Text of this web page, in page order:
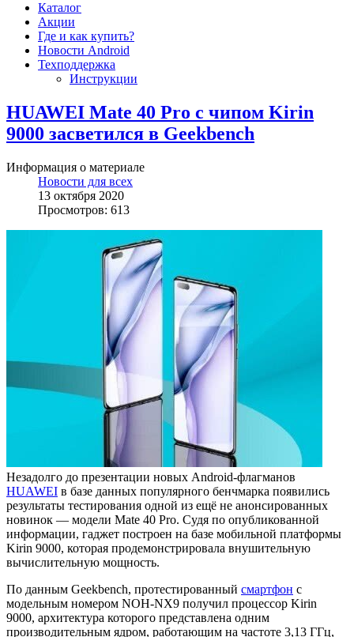
Каталог
Акции
Где и как купить?
Новости Android
Техподдержка
Инструкции
HUAWEI Mate 40 Pro с чипом Kirin
9000 засветился в Geekbench
Информация о материале
Новости для всех
13 октября 2020
Просмотров: 613
Незадолго до презентации новых Android-флагманов
HUAWEI в базе данных популярного бенчмарка появились
результаты тестирования одной из ещё не анонсированных
новинок — модели Mate 40 Pro. Судя по опубликованной
информации, гаджет построен на базе мобильной платформы
Kirin 9000, которая продемонстрировала внушительную
вычислительную мощность.
По данным Geekbench, протестированный смартфон с
модельным номером NOH-NX9 получил процессор Kirin
9000, архитектура которого представлена одним
производительным ядром, работающим на частоте 3,13 ГГц,